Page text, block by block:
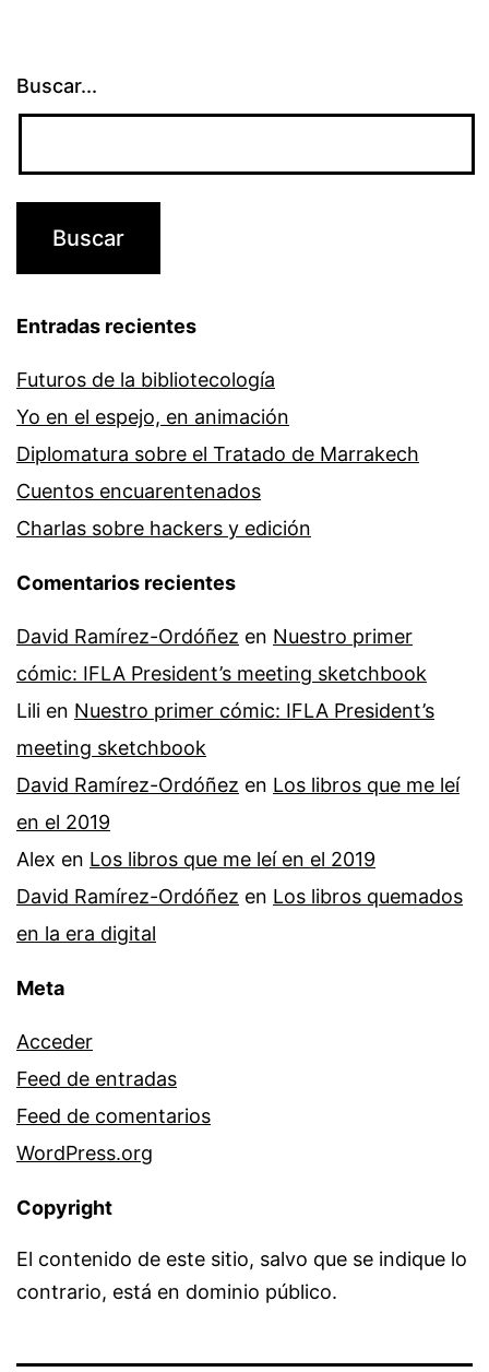
Buscar...
Entradas recientes
Futuros de la bibliotecología
Yo en el espejo, en animación
Diplomatura sobre el Tratado de Marrakech
Cuentos encuarentenados
Charlas sobre hackers y edición
Comentarios recientes
David Ramírez-Ordóñez en Nuestro primer
cómic: IFLA President’s meeting sketchbook
Lili en Nuestro primer cómic: IFLA President’s
meeting sketchbook
David Ramírez-Ordóñez en Los libros que me leí
en el 2019
Alex en Los libros que me leí en el 2019
David Ramírez-Ordóñez en Los libros quemados
en la era digital
Meta
Acceder
Feed de entradas
Feed de comentarios
WordPress.org
Copyright
El contenido de este sitio, salvo que se indique lo
contrario, está en dominio público.